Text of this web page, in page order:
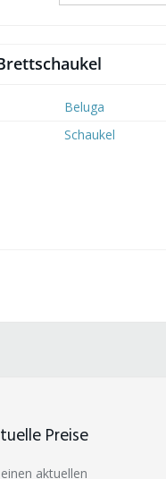
Beluga
Schaukel
Preise
aktuellen